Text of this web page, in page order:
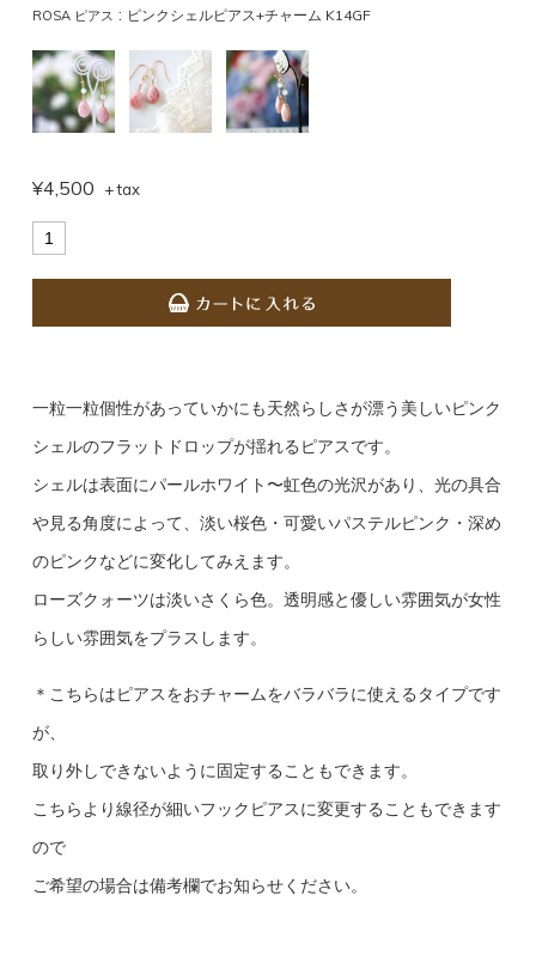
ROSA ピアス : ピンクシェルピアス+チャーム K14GF
¥4,500 + tax
一粒一粒個性があっていかにも天然らしさが漂う美しいピンク
シェルのフラットドロップが揺れるピアスです。
シェルは表面にパールホワイト〜虹色の光沢があり、光の具合
や見る角度によって、淡い桜色・可愛いパステルピンク・深め
のピンクなどに変化してみえます。
ローズクォーツは淡いさくら色。透明感と優しい雰囲気が女性
らしい雰囲気をプラスします。
＊こちらはピアスをおチャームをバラバラに使えるタイプです
が、
取り外しできないように固定することもできます。
こちらより線径が細いフックピアスに変更することもできます
ので
ご希望の場合は備考欄でお知らせください。